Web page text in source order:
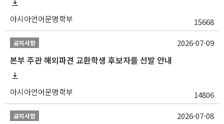
아시아언어문명학부 15668
공지사항
본부 주관 해외파견 교환학생 후보자를 선발 안내
아시아언어문명학부 14806
2026-07-09
공지사항 2026-07-08